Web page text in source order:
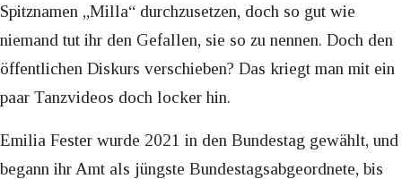
Spitznamen „Milla“ durchzusetzen, doch so gut wie
niemand tut ihr den Gefallen, sie so zu nennen. Doch den
öffentlichen Diskurs verschieben? Das kriegt man mit ein
paar Tanzvideos doch locker hin.
Emilia Fester wurde 2021 in den Bundestag gewählt, und
begann ihr Amt als jüngste Bundestagsabgeordnete, bis